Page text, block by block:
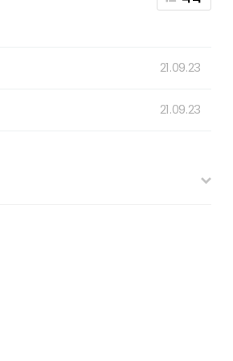
21.09.23
21.09.23